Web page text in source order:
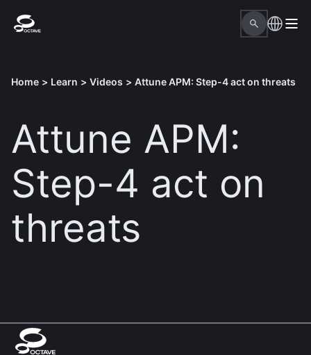
Home > Learn > Videos > Attune APM: Step-4 act on threats
Attune APM:
Step-4 act on
threats